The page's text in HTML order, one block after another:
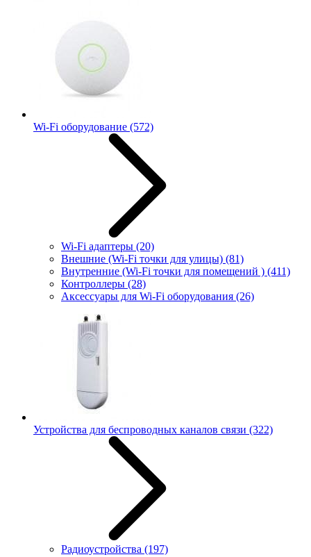
Wi-Fi оборудование (572)
Wi-Fi адаптеры (20)
Внешние (Wi-Fi точки для улицы) (81)
Внутренние (Wi-Fi точки для помещений ) (411)
Контроллеры (28)
Аксессуары для Wi-Fi оборудования (26)
Устройства для беспроводных каналов связи (322)
Радиоустройства (197)